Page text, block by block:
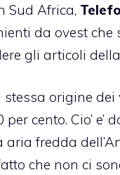
Sud Africa,
da ovest
gli articoli
origine dei
cento. Cio’
aria fredda
che non ci